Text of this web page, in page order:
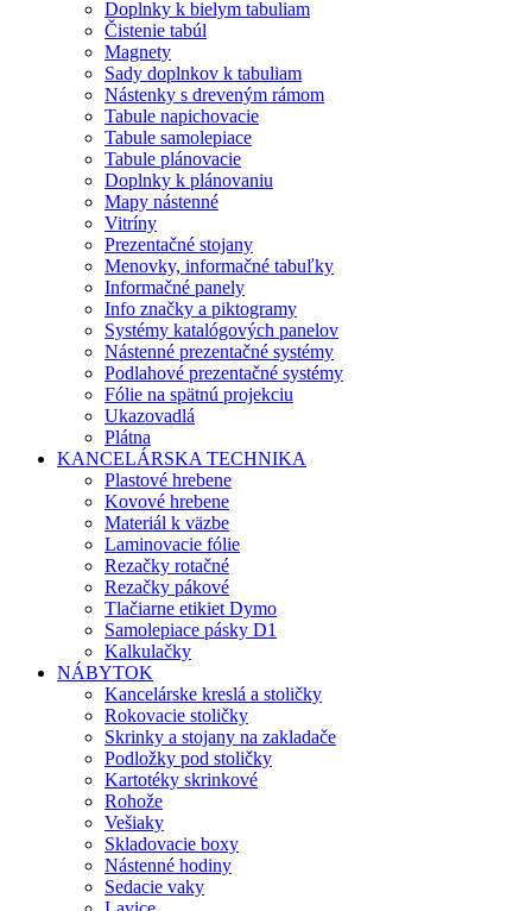
Doplnky k bielym tabuliam
Čistenie tabúl
Magnety
Sady doplnkov k tabuliam
Nástenky s dreveným rámom
Tabule napichovacie
Tabule samolepiace
Tabule plánovacie
Doplnky k plánovaniu
Mapy nástenné
Vitríny
Prezentačné stojany
Menovky, informačné tabuľky
Informačné panely
Info značky a piktogramy
Systémy katalógových panelov
Nástenné prezentačné systémy
Podlahové prezentačné systémy
Fólie na spätnú projekciu
Ukazovadlá
Plátna
KANCELÁRSKA TECHNIKA
Plastové hrebene
Kovové hrebene
Materiál k väzbe
Laminovacie fólie
Rezačky rotačné
Rezačky pákové
Tlačiarne etikiet Dymo
Samolepiace pásky D1
Kalkulačky
NÁBYTOK
Kancelárske kreslá a stoličky
Rokovacie stoličky
Skrinky a stojany na zakladače
Podložky pod stoličky
Kartotéky skrinkové
Rohože
Vešiaky
Skladovacie boxy
Nástenné hodiny
Sedacie vaky